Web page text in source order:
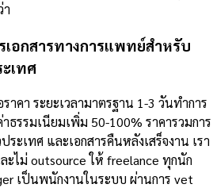
เอกสารทางการแพทย์สำหรับ
เทศ
าคา ระยะเวลามาตรฐาน 1-3 วันทำการ
ธรรมเนียมเพิ่ม 50-100% ราคารวมการ
ระเทศ และเอกสารคืนหลังเสร็จงาน เรา
ไม่ outsource ให้ freelance ทุกนัก
เป็นพนักงานในระบบ ผ่านการ vet